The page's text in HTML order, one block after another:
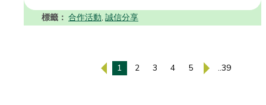
標籤： 合作活動, 誠信分享
1 2 3 4 5 ..39